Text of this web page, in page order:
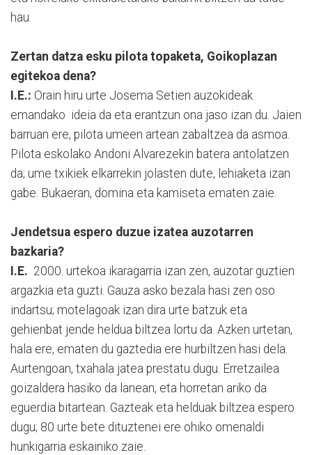
hau.
Zertan datza esku pilota topaketa, Goikoplazan
egitekoa dena?
I.E.: Orain hiru urte Josema Setien auzokideak
emandako ideia da eta erantzun ona jaso izan du. Jaien
barruan ere, pilota umeen artean zabaltzea da asmoa.
Pilota eskolako Andoni Alvarezekin batera antolatzen
da; ume txikiek elkarrekin jolasten dute, lehiaketa izan
gabe. Bukaeran, domina eta kamiseta ematen zaie.
Jendetsua espero duzue izatea auzotarren
bazkaria?
I.E. 2000. urtekoa ikaragarria izan zen, auzotar guztien
argazkia eta guzti. Gauza asko bezala hasi zen oso
indartsu; motelagoak izan dira urte batzuk eta
gehienbat jende heldua biltzea lortu da. Azken urtetan,
hala ere, ematen du gaztedia ere hurbiltzen hasi dela.
Aurtengoan, txahala jatea prestatu dugu. Erretzailea
goizaldera hasiko da lanean, eta horretan ariko da
eguerdia bitartean. Gazteak eta helduak biltzea espero
dugu; 80 urte bete dituztenei ere ohiko omenaldi
hunkigarria eskainiko zaie.